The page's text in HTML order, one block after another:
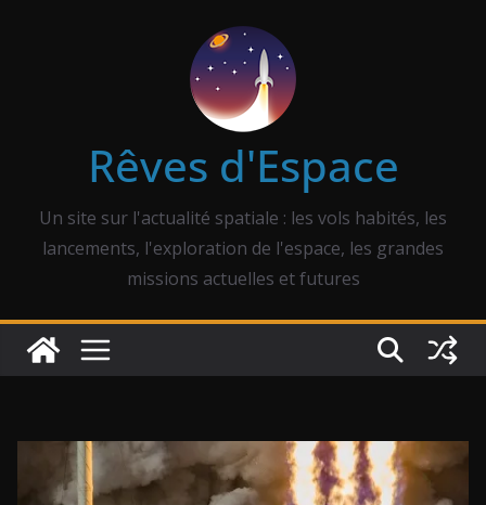
Rêves d'Espace
Un site sur l'actualité spatiale : les vols habités, les
lancements, l'exploration de l'espace, les grandes
missions actuelles et futures